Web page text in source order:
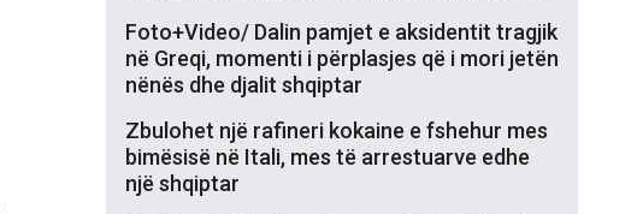
Foto+Video/ Dalin pamjet e aksidentit tragjik
në Greqi, momenti i përplasjes që i mori jetën
nënës dhe djalit shqiptar
Zbulohet një rafineri kokaine e fshehur mes
bimësisë në Itali, mes të arrestuarve edhe
një shqiptar